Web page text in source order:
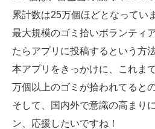
累計数は25万個ほどとなってい
最大規模のゴミ拾いボランティ
たらアプリに投稿するという方
本アプリをきっかけに、これま
万個以上のゴミが拾われてると
そして、国内外で意識の高まり
ン、応援したいですね！